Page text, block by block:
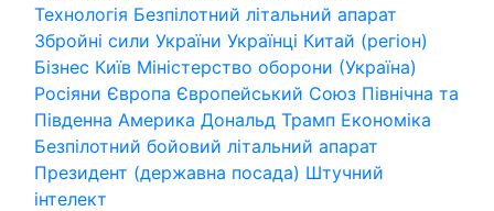
Технологія Безпілотний літальний апарат
Збройні сили України Українці Китай (регіон)
Бізнес Київ Міністерство оборони (Україна)
Росіяни Європа Європейський Союз Північна та
Південна Америка Дональд Трамп Економіка
Безпілотний бойовий літальний апарат
Президент (державна посада) Штучний
інтелект